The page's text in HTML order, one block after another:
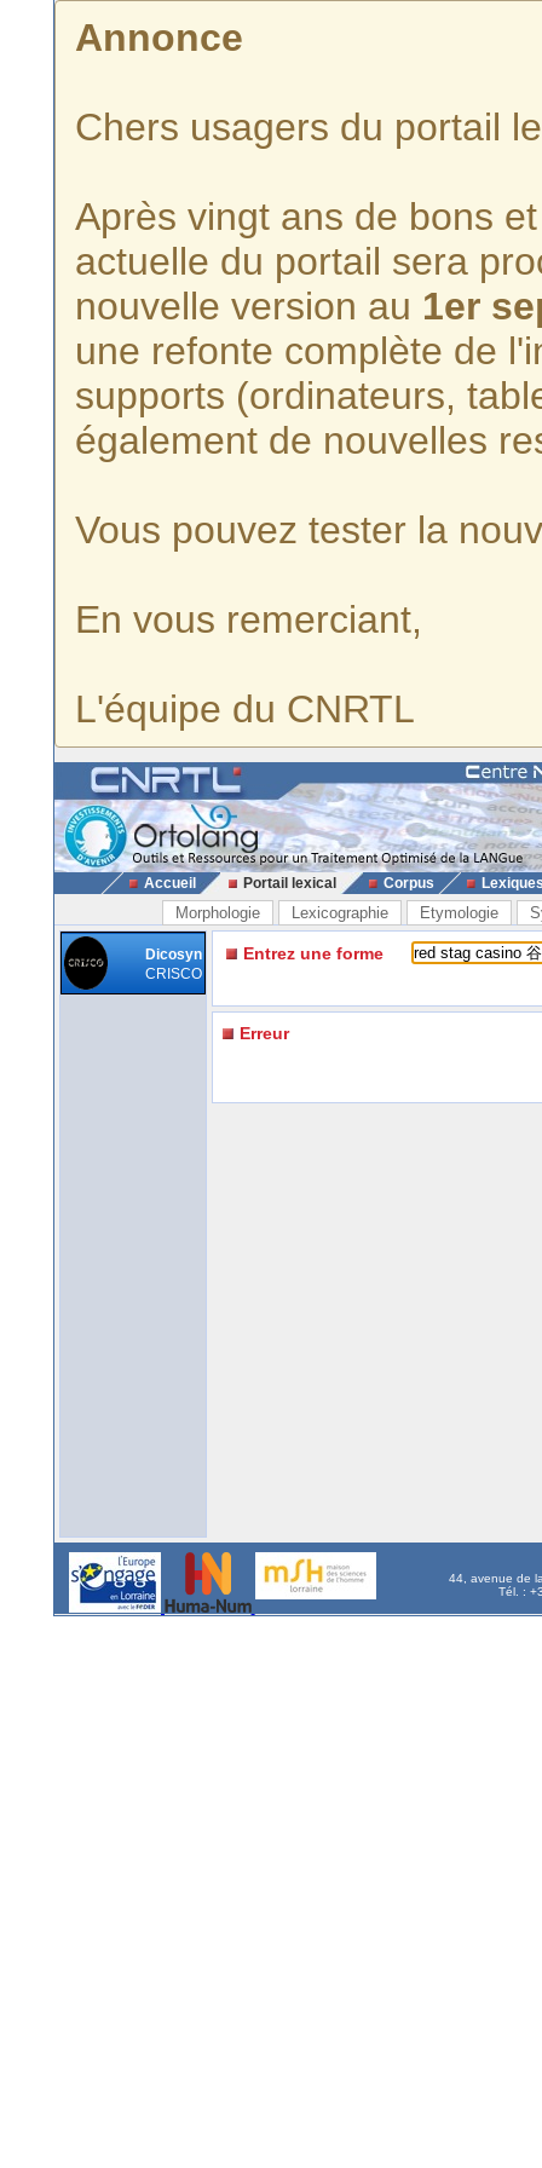
Annonce
Chers usagers du portail
Après vingt ans de bons
actuelle du portail sera
nouvelle version au 1er
une refonte complète de
supports (ordinateurs,
également de nouvelles
Vous pouvez tester la
En vous remerciant,
L'équipe du CNRTL
Accueil Portail lexical Corpus
Morphologie Lexicographie Etymologie
Dicosyn
CRISCO
Entrez une forme
Erreur
44, avenue de
Tél. :